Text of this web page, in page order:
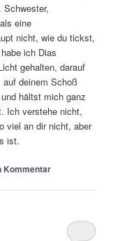
Schwester,
eine
nicht, wie du tickst,
ich Dias
gehalten, darauf
deinem Schoß
hältst mich ganz
Ich verstehe nicht,
viel an dir nicht, aber
ist.
Kommentar